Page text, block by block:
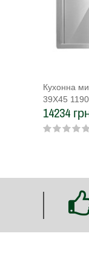
Кухонна
39Х45
14234